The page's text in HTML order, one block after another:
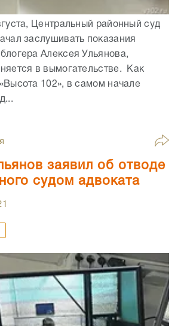
Центральный районный суд
заслушивать показания
Алексея Ульянова,
в вымогательстве. Как
102», в самом начале
заявил об отводе
судом адвоката